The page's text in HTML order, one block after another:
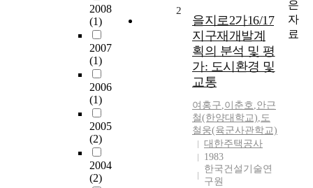
2008
(1)
2007
(1)
2006
(1)
2005
(2)
2004
(2)
2
을지로2가16/17
지구재개발계
획의 분석 및 평
가: 도시환경 및
교통
여홍구,이춘호,안근
철(한양대학교),도
철웅(육군사관학교)
대한주택공사
1983
한국건설기술연
구원
은
자
료